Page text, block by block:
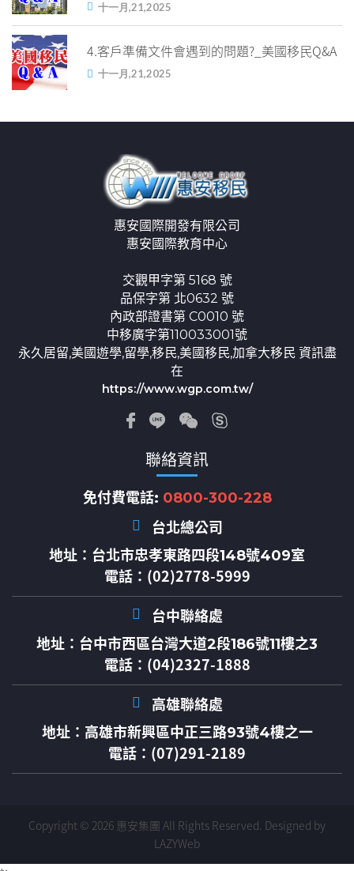
十一月,21,2025
4.客戶準備文件會遇到的問題?_美國移民Q&A
十一月,21,2025
惠安國際開發有限公司
惠安國際教育中心
交觀甲字第 5168 號
品保字第 北0632 號
內政部證書第 C0010 號
中移廣字第110033001號
永久居留,美國遊學,留學,移民,美國移民,加拿大移民 資訊盡
在
https://www.wgp.com.tw/
聯絡資訊
免付費電話: 0800-300-228
台北總公司
地址： 台北市忠孝東路四段148號409室
電話：(02)2778-5999
台中聯絡處
地址： 台中市西區台灣大道2段186號11樓之3
電話：(04)2327-1888
高雄聯絡處
地址： 高雄市新興區中正三路93號4樓之一
電話：(07)291-2189
Copyright © 2026 惠安集團 All Rights Reserved. Designed by
LAZYWeb